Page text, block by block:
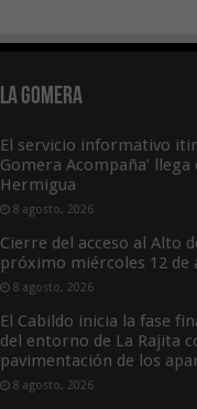
La Gomera
El servicio informativo
Gomera Acompaña’ llega
Hermigua
8 agosto, 2026
Cierre del acceso al Alto
próximo miércoles 12 de
8 agosto, 2026
El Cabildo inicia la fase
del entorno de La Rajita
pavimentación de los
8 agosto, 2026